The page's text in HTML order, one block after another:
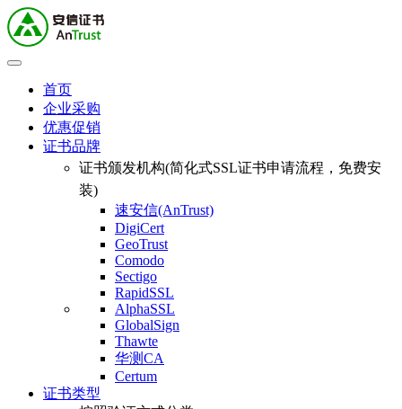
首页
企业采购
优惠促销
证书品牌
证书颁发机构(简化式SSL证书申请流程，免费安
装)
速安信(AnTrust)
DigiCert
GeoTrust
Comodo
Sectigo
RapidSSL
AlphaSSL
GlobalSign
Thawte
华测CA
Certum
证书类型